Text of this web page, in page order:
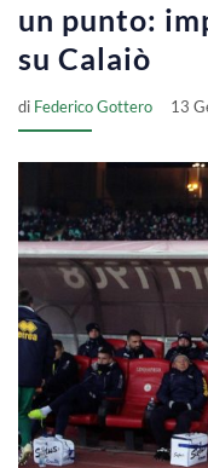
un punto:
su Calaiò
di Federico Gottero 13